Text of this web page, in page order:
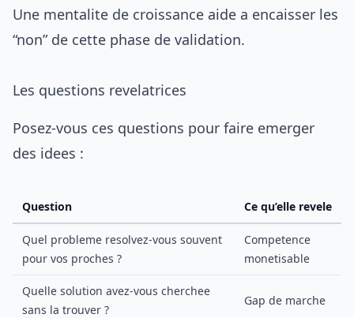
Une mentalite de croissance aide a encaisser les
“non” de cette phase de validation.
Les questions revelatrices
Posez-vous ces questions pour faire emerger
des idees :
Question Ce qu’elle revele
Quel probleme resolvez-vous souvent
pour vos proches ?
Competence
monetisable
Quelle solution avez-vous cherchee
sans la trouver ?
Gap de marche